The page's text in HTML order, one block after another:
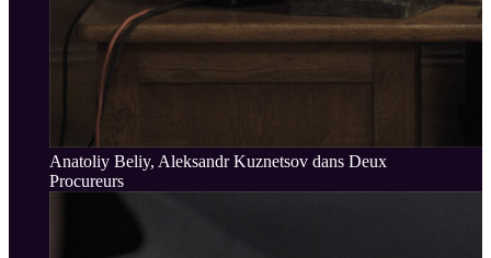
Anatoliy Beliy, Aleksandr Kuznetsov dans Deux
Procureurs